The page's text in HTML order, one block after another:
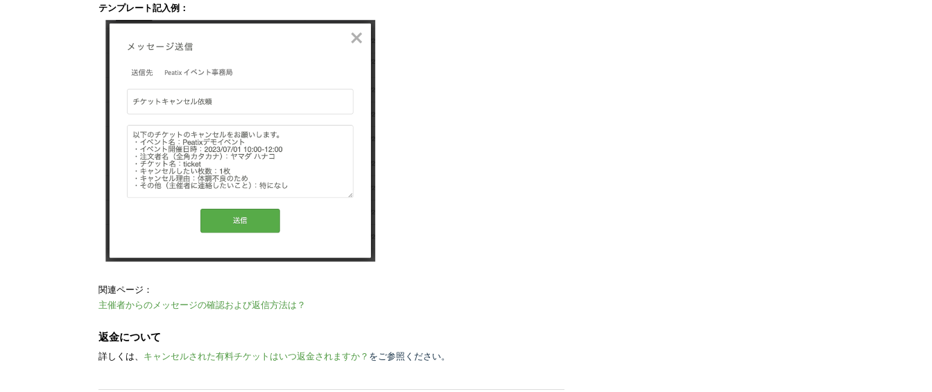
テンプレート記入例：
関連ページ：
主催者からのメッセージの確認および返信方法は？
返金について
詳しくは、 キャンセルされた有料チケットはいつ返金されますか？ をご参照ください。